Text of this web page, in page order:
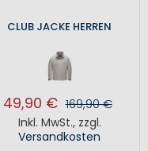
CLUB JACKE HERREN
49,90 € 169,90 €
Inkl. MwSt., zzgl.
Versandkosten